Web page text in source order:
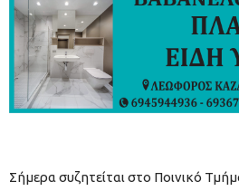
Σήμερα συζητείται στο Ποινικό